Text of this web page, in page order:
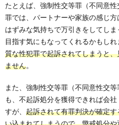
たとえば、強制性交等罪（不同意
罪では、パートナーや家族の感じ
はずみな気持ちで万引きをしてし
目指す気にもなってくれるかもしれ
質な性犯罪で起訴されてしまうと
ません。
また、強制性交等罪（不同意性交
も、不起訴処分を獲得できれば会
すが、 起訴されて有罪判決が確定
い込まれてしまうので、懲戒処分